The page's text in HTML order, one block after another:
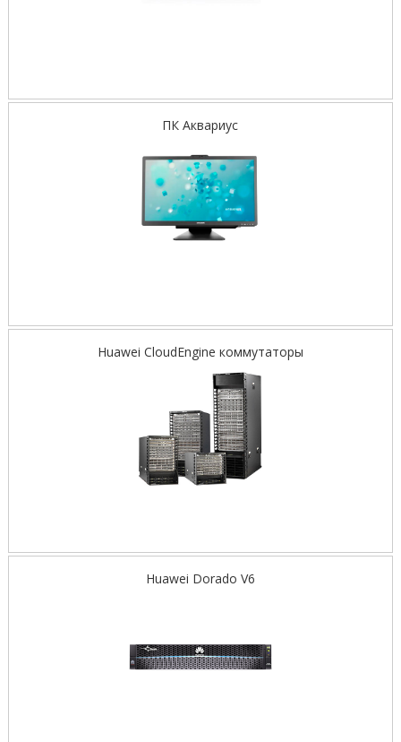
ПК Аквариус
Huawei CloudEngine коммутаторы
Huawei Dorado V6